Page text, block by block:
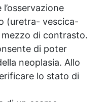
(uretra- vescica-
di contrasto.
di poter
neoplasia. Allo
lo stato di